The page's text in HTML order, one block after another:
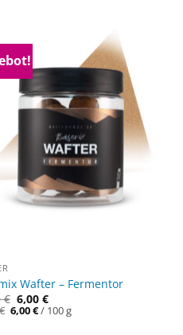
Wafter – Fermentor
€ 6,00€
€ Ursprünglicher
Preis
6,00€Aktueller
/ 100g